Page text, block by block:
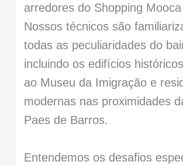
arredores do Shopping
Nossos técnicos são
todas as peculiaridades do
incluindo os edifícios
ao Museu da Imigração e
modernas nas proximidades
Paes de Barros.
Entendemos os desafios